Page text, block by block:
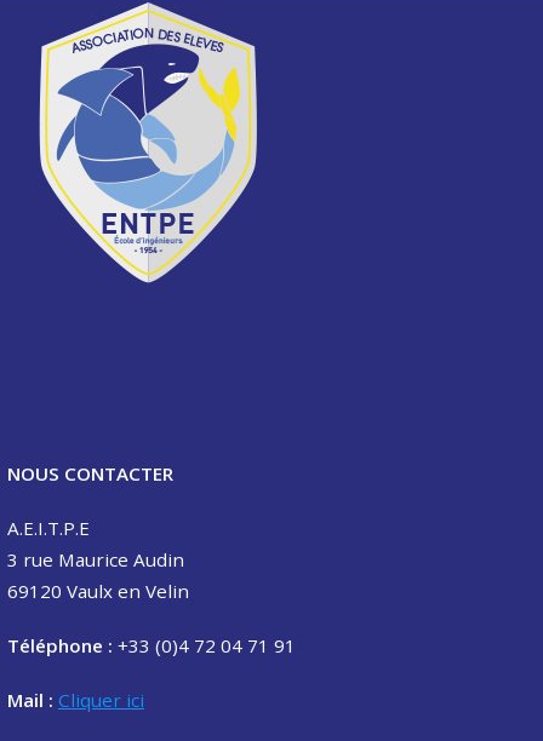
NOUS CONTACTER
A.E.I.T.P.E
3 rue Maurice Audin
69120 Vaulx en Velin
Téléphone : +33 (0)4 72 04 71 91
Mail : Cliquer ici